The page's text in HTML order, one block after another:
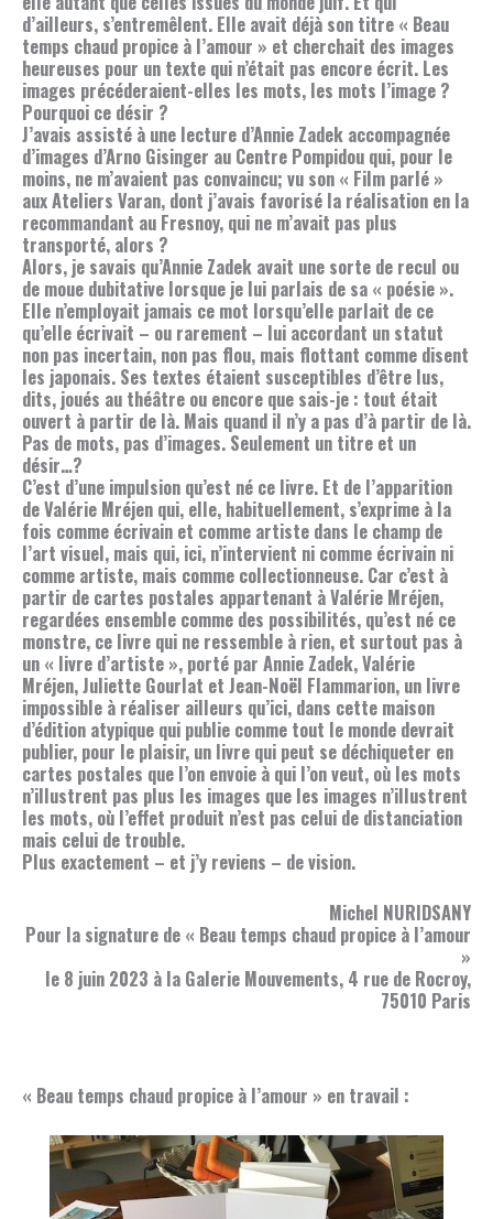
d’ailleurs, s’entremêlent. Elle avait déjà son titre « Beau
temps chaud propice à l’amour » et cherchait des images
heureuses pour un texte qui n’était pas encore écrit. Les
images précéderaient-elles les mots, les mots l’image ?
Pourquoi ce désir ?
J’avais assisté à une lecture d’Annie Zadek accompagnée
d’images d’Arno Gisinger au Centre Pompidou qui, pour le
moins, ne m’avaient pas convaincu; vu son « Film parlé »
aux Ateliers Varan, dont j’avais favorisé la réalisation en la
recommandant au Fresnoy, qui ne m’avait pas plus
transporté, alors ?
Alors, je savais qu’Annie Zadek avait une sorte de recul ou
de moue dubitative lorsque je lui parlais de sa « poésie ».
Elle n’employait jamais ce mot lorsqu’elle parlait de ce
qu’elle écrivait – ou rarement – lui accordant un statut
non pas incertain, non pas flou, mais flottant comme disent
les japonais. Ses textes étaient susceptibles d’être lus,
dits, joués au théâtre ou encore que sais-je : tout était
ouvert à partir de là. Mais quand il n’y a pas d’à partir de là.
Pas de mots, pas d’images. Seulement un titre et un
désir…?
C’est d’une impulsion qu’est né ce livre. Et de l’apparition
de Valérie Mréjen qui, elle, habituellement, s’exprime à la
fois comme écrivain et comme artiste dans le champ de
l’art visuel, mais qui, ici, n’intervient ni comme écrivain ni
comme artiste, mais comme collectionneuse. Car c’est à
partir de cartes postales appartenant à Valérie Mréjen,
regardées ensemble comme des possibilités, qu’est né ce
monstre, ce livre qui ne ressemble à rien, et surtout pas à
un « livre d’artiste », porté par Annie Zadek, Valérie
Mréjen, Juliette Gourlat et Jean-Noël Flammarion, un livre
impossible à réaliser ailleurs qu’ici, dans cette maison
d’édition atypique qui publie comme tout le monde devrait
publier, pour le plaisir, un livre qui peut se déchiqueter en
cartes postales que l’on envoie à qui l’on veut, où les mots
n’illustrent pas plus les images que les images n’illustrent
les mots, où l’effet produit n’est pas celui de distanciation
mais celui de trouble.
Plus exactement – et j’y reviens – de vision.
Michel NURIDSANY
Pour la signature de « Beau temps chaud propice à l’amour
»
le 8 juin 2023 à la Galerie Mouvements, 4 rue de Rocroy,
75010 Paris
« Beau temps chaud propice à l’amour » en travail :